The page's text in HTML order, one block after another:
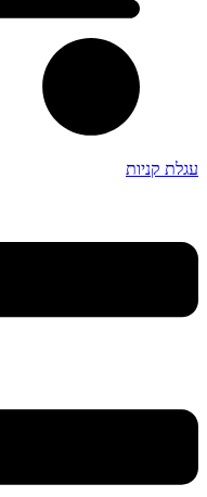
עגלת קניות